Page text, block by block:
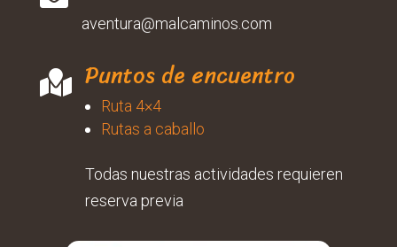
aventura@malcaminos.com
 Puntos de encuentro
Ruta 4×4
Rutas a caballo
Todas nuestras actividades requieren
reserva previa